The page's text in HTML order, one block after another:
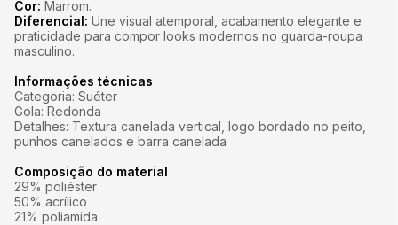
Cor: Marrom.
Diferencial: Une visual atemporal, acabamento elegante e
praticidade para compor looks modernos no guarda-roupa
masculino.
Informações técnicas
Categoria: Suéter
Gola: Redonda
Detalhes: Textura canelada vertical, logo bordado no peito,
punhos canelados e barra canelada
Composição do material
29% poliéster
50% acrílico
21% poliamida